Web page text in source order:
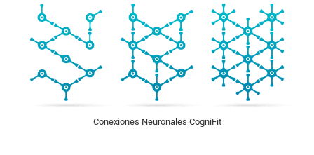
Conexiones Neuronales CogniFit